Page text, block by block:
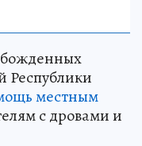
Республики
местным
с дровами и